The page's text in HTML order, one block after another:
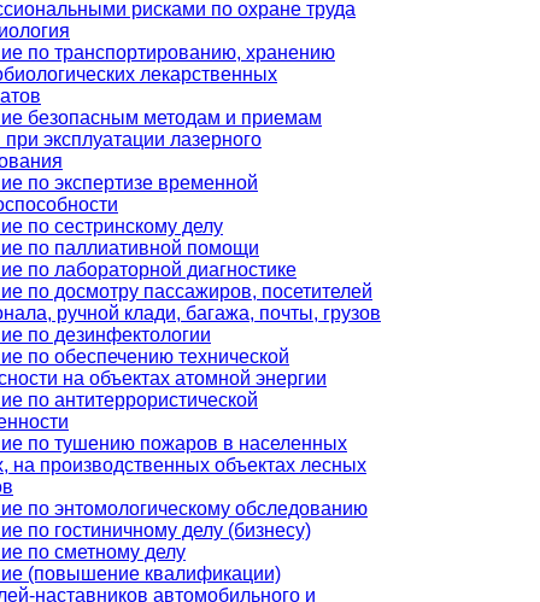
рисками по охране труда
по транспортированию, хранению
лекарственных
безопасным методам и приемам
эксплуатации лазерного
по экспертизе временной
по сестринскому делу
по паллиативной помощи
по лабораторной диагностике
по досмотру пассажиров, посетителей
ручной клади, багажа, почты, грузов
по дезинфектологии
по обеспечению технической
на объектах атомной энергии
по антитеррористической
по тушению пожаров в населенных
на производственных объектах лесных
по энтомологическому обследованию
по гостиничному делу (бизнесу)
по сметному делу
(повышение квалификации)
наставников автомобильного и